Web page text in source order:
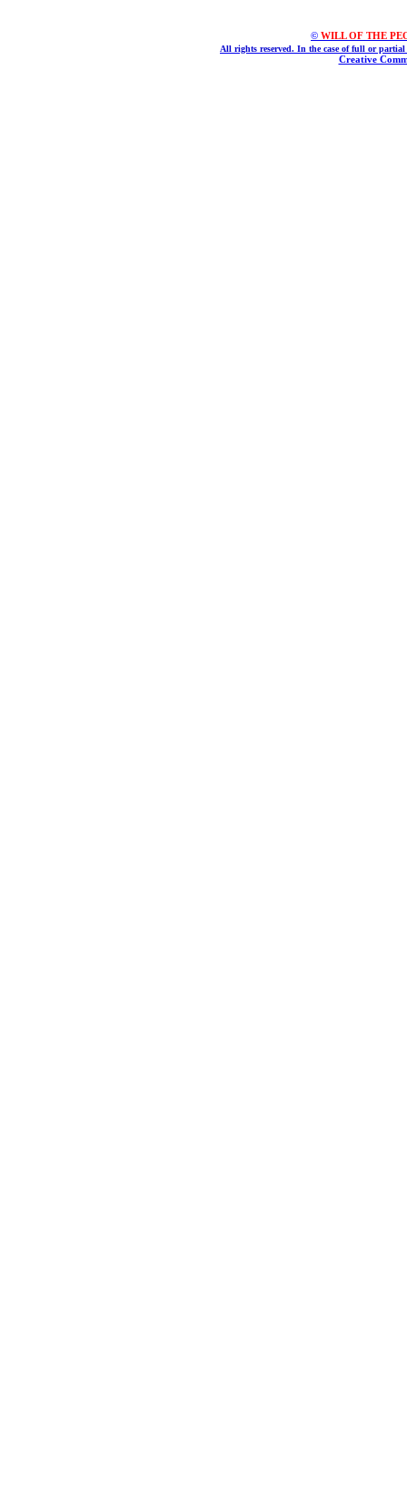
© WILL OF THE
All rights reserved. In the case of full or
Creative